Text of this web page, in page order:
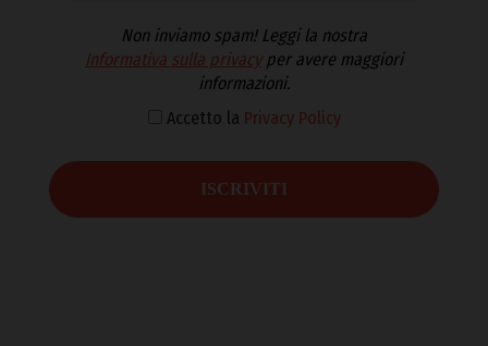
Non inviamo spam! Leggi la nostra
Informativa sulla privacyper avere maggiori
informazioni.
Accetto la Privacy Policy